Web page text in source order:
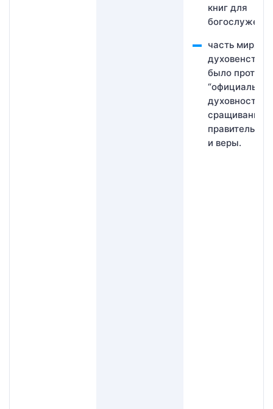
книг для
часть мирян и
духовенства
было против
духовности,
сращивания
и веры.